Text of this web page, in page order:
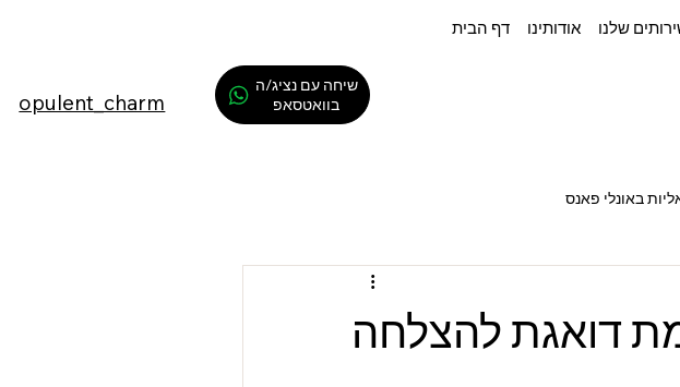
opulent_charm
שיחה עם נציג/ה
בוואטסאפ
דף הבית אודותינו שלנו
באונלי פאנס
דואגת להצלחה